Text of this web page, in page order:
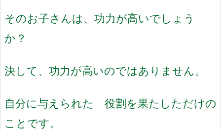
そのお子さんは、功力が高いでしょう
か？
決して、功力が高いのではありません。
自分に与えられた 役割を果たしただけの
ことです。